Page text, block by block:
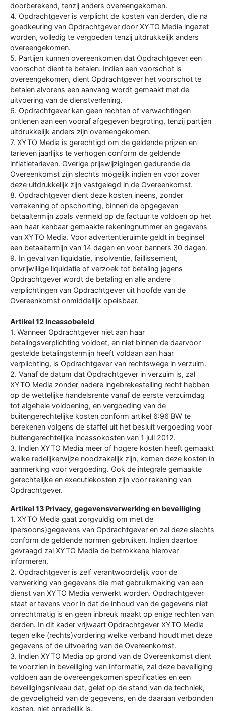
doorberekend, tenzij anders overeengekomen.
4. Opdrachtgever is verplicht de kosten van derden, die na
goedkeuring van Opdrachtgever door XYTO Media ingezet
worden, volledig te vergoeden tenzij uitdrukkelijk anders
overeengekomen.
5. Partijen kunnen overeenkomen dat Opdrachtgever een
voorschot dient te betalen. Indien een voorschot is
overeengekomen, dient Opdrachtgever het voorschot te
betalen alvorens een aanvang wordt gemaakt met de
uitvoering van de dienstverlening.
6. Opdrachtgever kan geen rechten of verwachtingen
ontlenen aan een vooraf afgegeven begroting, tenzij partijen
uitdrukkelijk anders zijn overeengekomen.
7. XYTO Media is gerechtigd om de geldende prijzen en
tarieven jaarlijks te verhogen conform de geldende
inflatietarieven. Overige prijswijzigingen gedurende de
Overeenkomst zijn slechts mogelijk indien en voor zover
deze uitdrukkelijk zijn vastgelegd in de Overeenkomst.
8. Opdrachtgever dient deze kosten ineens, zonder
verrekening of opschorting, binnen de opgegeven
betaaltermijn zoals vermeld op de factuur te voldoen op het
aan haar kenbaar gemaakte rekeningnummer en gegevens
van XYTO Media. Voor advertentieruimte geldt in beginsel
een betaaltermijn van 14 dagen en voor banners 30 dagen.
9. In geval van liquidatie, insolventie, faillissement,
onvrijwillige liquidatie of verzoek tot betaling jegens
Opdrachtgever wordt de betaling en alle andere
verplichtingen van Opdrachtgever uit hoofde van de
Overeenkomst onmiddellijk opeisbaar.
Artikel 12 Incassobeleid
1. Wanneer Opdrachtgever niet aan haar
betalingsverplichting voldoet, en niet binnen de daarvoor
gestelde betalingstermijn heeft voldaan aan haar
verplichting, is Opdrachtgever van rechtswege in verzuim.
2. Vanaf de datum dat Opdrachtgever in verzuim is, zal
XYTO Media zonder nadere ingebrekestelling recht hebben
op de wettelijke handelsrente vanaf de eerste verzuimdag
tot algehele voldoening, en vergoeding van de
buitengerechtelijke kosten conform artikel 6:96 BW te
berekenen volgens de staffel uit het besluit vergoeding voor
buitengerechtelijke incassokosten van 1 juli 2012.
3. Indien XYTO Media meer of hogere kosten heeft gemaakt
welke redelijkerwijze noodzakelijk zijn, komen deze kosten in
aanmerking voor vergoeding. Ook de integrale gemaakte
gerechtelijke en executiekosten zijn voor rekening van
Opdrachtgever.
Artikel 13 Privacy, gegevensverwerking en beveiliging
1. XYTO Media gaat zorgvuldig om met de
(persoons)gegevens van Opdrachtgever en zal deze slechts
conform de geldende normen gebruiken. Indien daartoe
gevraagd zal XYTO Media de betrokkene hierover
informeren.
2. Opdrachtgever is zelf verantwoordelijk voor de
verwerking van gegevens die met gebruikmaking van een
dienst van XYTO Media verwerkt worden. Opdrachtgever
staat er tevens voor in dat de inhoud van de gegevens niet
onrechtmatig is en geen inbreuk maakt op enige rechten van
derden. In dit kader vrijwaart Opdrachtgever XYTO Media
tegen elke (rechts)vordering welke verband houdt met deze
gegevens of de uitvoering van de Overeenkomst.
3. Indien XYTO Media op grond van de Overeenkomst dient
te voorzien in beveiliging van informatie, zal deze beveiliging
voldoen aan de overeengekomen specificaties en een
beveiligingsniveau dat, gelet op de stand van de techniek,
de gevoeligheid van de gegevens, en de daaraan verbonden
kosten, niet onredelijk is.